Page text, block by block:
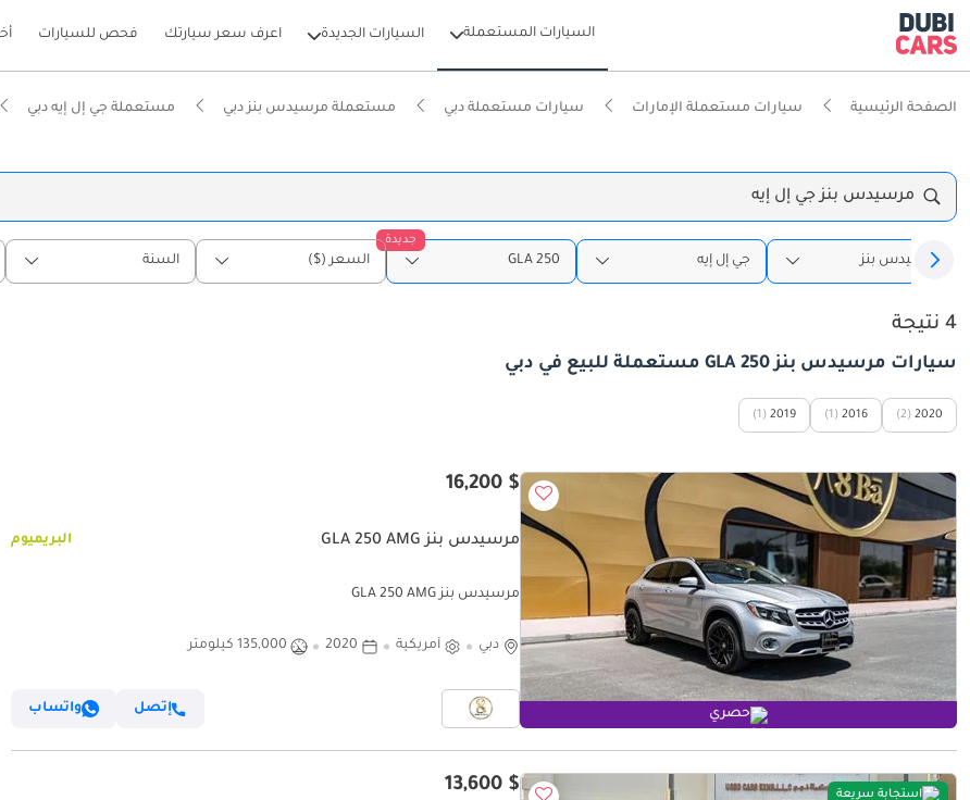
السيارات المستعملة السيارات الجديدة اعرف سعر سيارتك فحص للسيارات
الصفحة الرئيسية سيارات مستعملة الإمارات سيارات مستعملة دبي مستعملة مرسيدس بنز دبي مستعملة جي إل إيه دبي
مرسيدس بنز جي إل إيه
مرسيدس بنز جي إل إيه
جديدة
GLA 250 السعر ($) السنة
4 نتيجة
سيارات مرسيدس بنز GLA 250 مستعملة للبيع في دبي
2020
(2)
2016
(1)
2019
(1)
حصري
$ 16,200
مرسيدس بنز GLA 250 AMG البريميوم
مرسيدس بنز GLA 250 AMG
دبي أمريكية 2020 135,000 كيلومتر
إتصل واتساب
استجابة سريعة $ 13,600